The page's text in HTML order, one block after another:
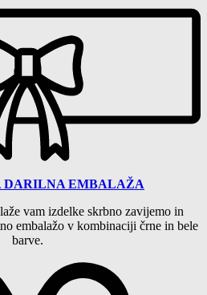
DARILNA EMBALAŽA
vam izdelke skrbno zavijemo in
embalažo v kombinaciji črne in bele
barve.